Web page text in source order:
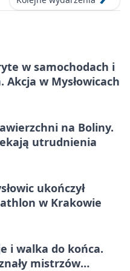
w samochodach i
Akcja w Mysłowicach
na Boliny.
utrudnienia
ukończył
w Krakowie
i walka do końca.
mistrzów